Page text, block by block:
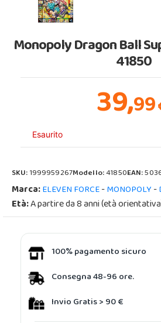
Monopoly Dragon Ball
41850
39,99
Esaurito
SKU:1999959267Modello:41850EAN:
Marca:ELEVEN FORCE-MONOPOLY-
Età:A partire da 8 anni (età
100% pagamento sicuro
Consegna 48-96 ore.
Invio Gratis > 90 €